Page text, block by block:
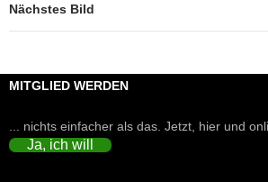
Nächstes Bild
MITGLIED WERDEN
... nichts einfacher als das. Jetzt, hier und
Ja, ich will